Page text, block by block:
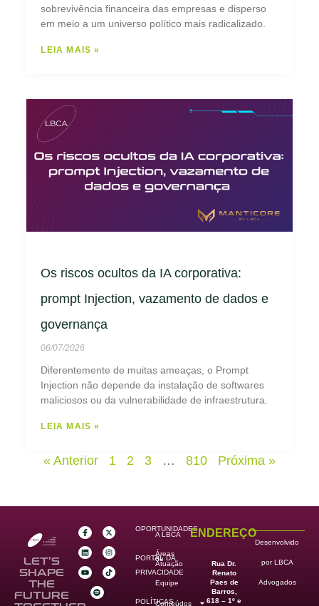
sobrevivência financeira das empresas e disperso
em meio a um universo político mais radicalizado.
LEIA MAIS »
Os riscos ocultos da IA corporativa:
prompt Injection, vazamento de dados e
governança
06/07/2026
Diferentemente de muitas ameaças, o Prompt
Injection não depende da instalação de softwares
maliciosos ou da vulnerabilidade de infraestrutura.
LEIA MAIS »
« Anterior 1 2 3 … 810 Próxima »
LET’S
SHAPE
THE
FUTURE
OPORTUNIDADES
PORTAL DA
PRIVACIDADE
POLÍTICAS
A LBCA
Áreas
de
Atuação
Equipe
Conteúdos
ENDEREÇO
Rua Dr.
Renato
Paes de
Barros,
618 – 1º e
Desenvolvido
por LBCA
Advogados